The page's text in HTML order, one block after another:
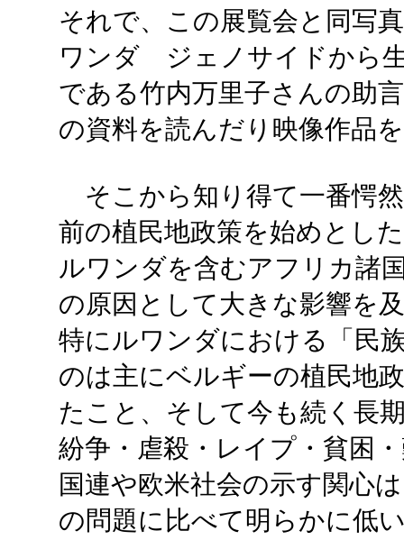
それで、この展覧会と同写
ワンダ ジェノサイドから
である竹内万里子さんの助
の資料を読んだり映像作品
そこから知り得て一番愕
前の植民地政策を始めとし
ルワンダを含むアフリカ諸
の原因として大きな影響を
特にルワンダにおける「民
のは主にベルギーの植民地
たこと、そして今も続く長
紛争・虐殺・レイプ・貧困
国連や欧米社会の示す関心
の問題に比べて明らかに低